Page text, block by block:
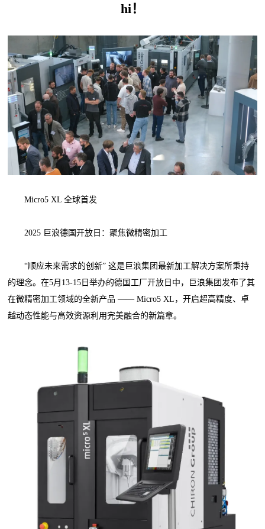
hi！
Micro5 XL 全球首发
2025 巨浪德国开放日：聚焦微精密加工
“顺应未来需求的创新” 这是巨浪集团最新加工解决方案所秉持
的理念。在5月13-15日举办的德国工厂开放日中，巨浪集团发布了其
在微精密加工领域的全新产品 —— Micro5 XL，开启超高精度、卓
越动态性能与高效资源利用完美融合的新篇章。